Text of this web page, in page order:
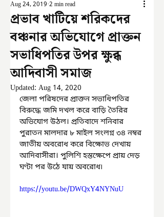
প্রভাব খাটিয়ে শরিকদের
বঞ্চনার অভিযোগে প্রাক্তন
সভাধিপতির উপর ক্ষুব্ধ
আদিবাসী সমাজ
Aug 24, 2019 2 min read
Updated: Aug 14, 2020
জেলা পরিষদের প্রাক্তন সভাধিপতির
বিরুদ্ধে জমি দখল করে বাড়ি তৈরির
অভিযোগ উঠল। প্রতিবাদে শনিবার
পুরাতন মালদার ৮ মাইল সংলগ্ন ৩৪ নম্বর
জাতীয় অবরোধ করে বিক্ষোভ দেখায়
আদিবাসীরা। পুলিশি হস্তক্ষেপে প্রায় দেড়
ঘণ্টা পর উঠে যায় অবরোধ৷
https://youtu.be/DWQxY4NYNuU